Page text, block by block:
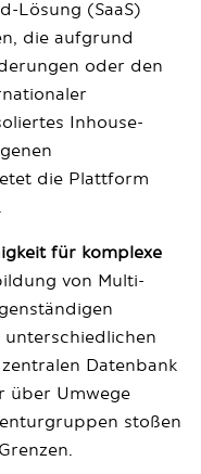
Lösung (SaaS)
die aufgrund
oder den
Inhouse-
die Plattform
für komplexe
von Multi-
Datenbank
über Umwege
stoßen